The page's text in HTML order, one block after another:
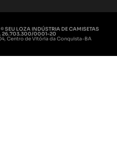
© SEU LOZA INDÚSTRIA DE CAMISETAS
26.703.300/0001-20
Centro de Vitória da Conquista-BA